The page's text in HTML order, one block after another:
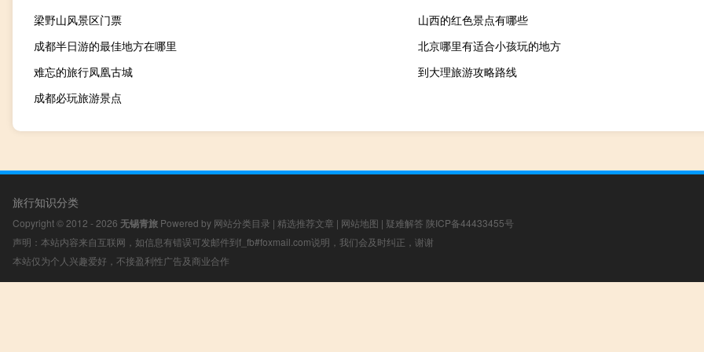
梁野山风景区门票
山西的红色景点有哪些
成都半日游的最佳地方在哪里
北京哪里有适合小孩玩的地方
难忘的旅行凤凰古城
到大理旅游攻略路线
成都必玩旅游景点
旅行知识分类
Copyright © 2012 - 2026 无锡青旅 Powered by 网站分类目录 | 精选推荐文章 | 网站地图 | 疑难解答 陕ICP备44433455号
声明：本站内容来自互联网，如信息有错误可发邮件到f_fb#foxmail.com说明，我们会及时纠正，谢谢
本站仅为个人兴趣爱好，不接盈利性广告及商业合作